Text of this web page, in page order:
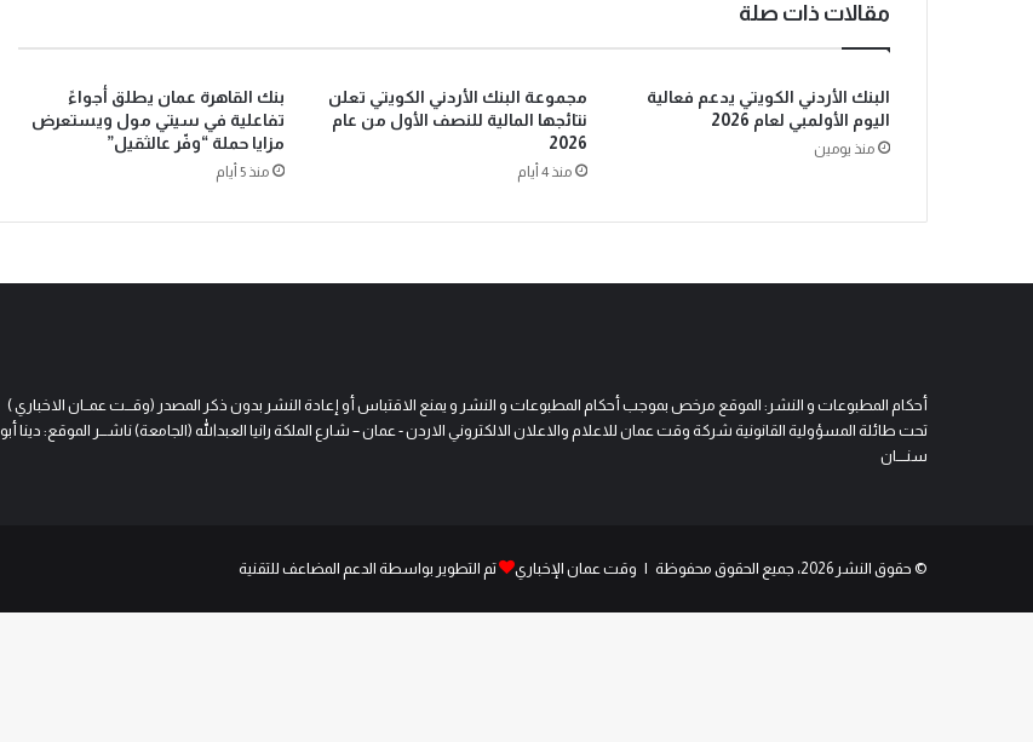
مقالات ذات صلة
البنك الأردني الكويتي يدعم فعالية
اليوم الأولمبي لعام 2026
منذ يومين
مجموعة البنك الأردني الكويتي تعلن
نتائجها المالية للنصف الأول من عام
2026
منذ 4 أيام
بنك القاهرة عمان يطلق أجواءً
تفاعلية في سيتي مول ويستعرض
مزايا حملة “وفّر عالثقيل”
منذ 5 أيام
أحكام المطبوعات و النشر: الموقع مرخص بموجب أحكام المطبوعات و النشر و يمنع الاقتباس أو إعادة النشر بدون ذكر المصدر (وقـــت عمــان الاخباري )
تحت طائلة المسؤولية القانونية شركة وقت عمان للاعلام والاعلان الالكتروني الاردن - عمان – شارع الملكة رانيا العبدالله (الجامعة) ناشـــر الموقع: دينا أبو
سنــــان
© حقوق النشر 2026، جميع الحقوق محفوظة | وقت عمان الإخباري تم التطوير بواسطة الدعم المضاعف للتقنية